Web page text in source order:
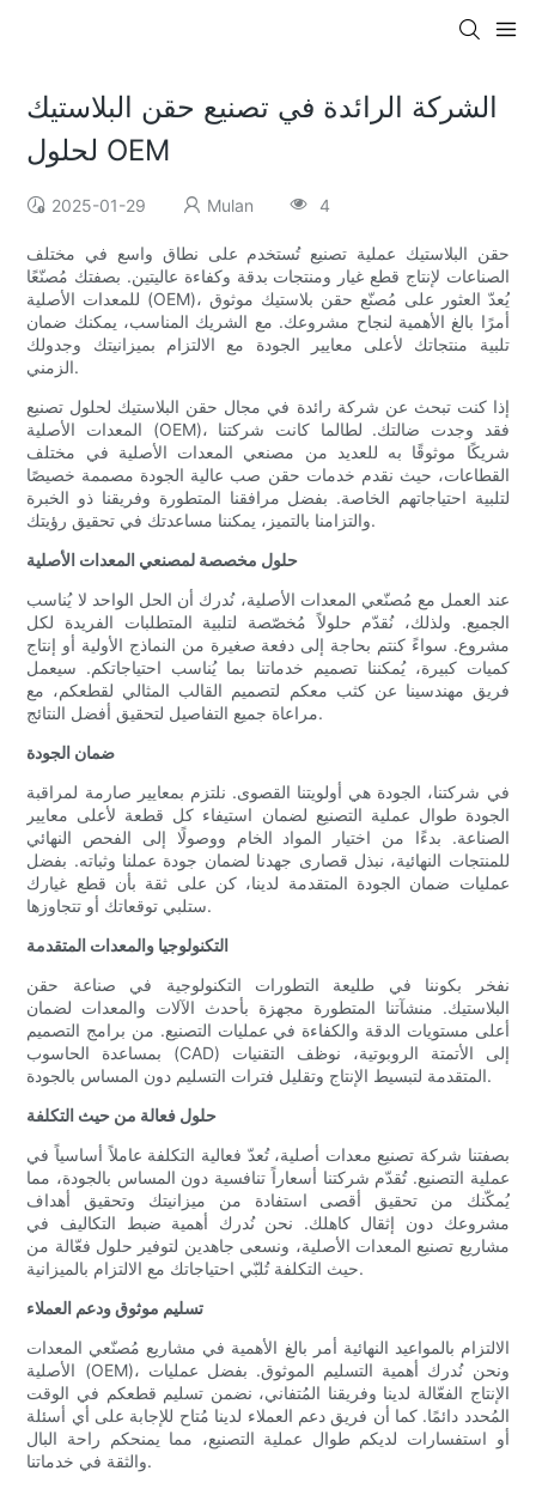
الشركة الرائدة في تصنيع حقن البلاستيك
لحلول OEM
2025-01-29 Mulan 4
حقن البلاستيك عملية تصنيع تُستخدم على نطاق واسع في مختلف
الصناعات لإنتاج قطع غيار ومنتجات بدقة وكفاءة عاليتين. بصفتك مُصنّعًا
للمعدات الأصلية (OEM)، يُعدّ العثور على مُصنّع حقن بلاستيك موثوق
أمرًا بالغ الأهمية لنجاح مشروعك. مع الشريك المناسب، يمكنك ضمان
تلبية منتجاتك لأعلى معايير الجودة مع الالتزام بميزانيتك وجدولك
الزمني.
إذا كنت تبحث عن شركة رائدة في مجال حقن البلاستيك لحلول تصنيع
المعدات الأصلية (OEM)، فقد وجدت ضالتك. لطالما كانت شركتنا
شريكًا موثوقًا به للعديد من مصنعي المعدات الأصلية في مختلف
القطاعات، حيث نقدم خدمات حقن صب عالية الجودة مصممة خصيصًا
لتلبية احتياجاتهم الخاصة. بفضل مرافقنا المتطورة وفريقنا ذو الخبرة
والتزامنا بالتميز، يمكننا مساعدتك في تحقيق رؤيتك.
حلول مخصصة لمصنعي المعدات الأصلية
عند العمل مع مُصنّعي المعدات الأصلية، نُدرك أن الحل الواحد لا يُناسب
الجميع. ولذلك، نُقدّم حلولاً مُخصّصة لتلبية المتطلبات الفريدة لكل
مشروع. سواءً كنتم بحاجة إلى دفعة صغيرة من النماذج الأولية أو إنتاج
كميات كبيرة، يُمكننا تصميم خدماتنا بما يُناسب احتياجاتكم. سيعمل
فريق مهندسينا عن كثب معكم لتصميم القالب المثالي لقطعكم، مع
مراعاة جميع التفاصيل لتحقيق أفضل النتائج.
ضمان الجودة
في شركتنا، الجودة هي أولويتنا القصوى. نلتزم بمعايير صارمة لمراقبة
الجودة طوال عملية التصنيع لضمان استيفاء كل قطعة لأعلى معايير
الصناعة. بدءًا من اختيار المواد الخام ووصولًا إلى الفحص النهائي
للمنتجات النهائية، نبذل قصارى جهدنا لضمان جودة عملنا وثباته. بفضل
عمليات ضمان الجودة المتقدمة لدينا، كن على ثقة بأن قطع غيارك
ستلبي توقعاتك أو تتجاوزها.
التكنولوجيا والمعدات المتقدمة
نفخر بكوننا في طليعة التطورات التكنولوجية في صناعة حقن
البلاستيك. منشآتنا المتطورة مجهزة بأحدث الآلات والمعدات لضمان
أعلى مستويات الدقة والكفاءة في عمليات التصنيع. من برامج التصميم
بمساعدة الحاسوب (CAD) إلى الأتمتة الروبوتية، نوظف التقنيات
المتقدمة لتبسيط الإنتاج وتقليل فترات التسليم دون المساس بالجودة.
حلول فعالة من حيث التكلفة
بصفتنا شركة تصنيع معدات أصلية، تُعدّ فعالية التكلفة عاملاً أساسياً في
عملية التصنيع. تُقدّم شركتنا أسعاراً تنافسية دون المساس بالجودة، مما
يُمكّنك من تحقيق أقصى استفادة من ميزانيتك وتحقيق أهداف
مشروعك دون إثقال كاهلك. نحن نُدرك أهمية ضبط التكاليف في
مشاريع تصنيع المعدات الأصلية، ونسعى جاهدين لتوفير حلول فعّالة من
حيث التكلفة تُلبّي احتياجاتك مع الالتزام بالميزانية.
تسليم موثوق ودعم العملاء
الالتزام بالمواعيد النهائية أمر بالغ الأهمية في مشاريع مُصنّعي المعدات
الأصلية (OEM)، ونحن نُدرك أهمية التسليم الموثوق. بفضل عمليات
الإنتاج الفعّالة لدينا وفريقنا المُتفاني، نضمن تسليم قطعكم في الوقت
المُحدد دائمًا. كما أن فريق دعم العملاء لدينا مُتاح للإجابة على أي أسئلة
أو استفسارات لديكم طوال عملية التصنيع، مما يمنحكم راحة البال
والثقة في خدماتنا.